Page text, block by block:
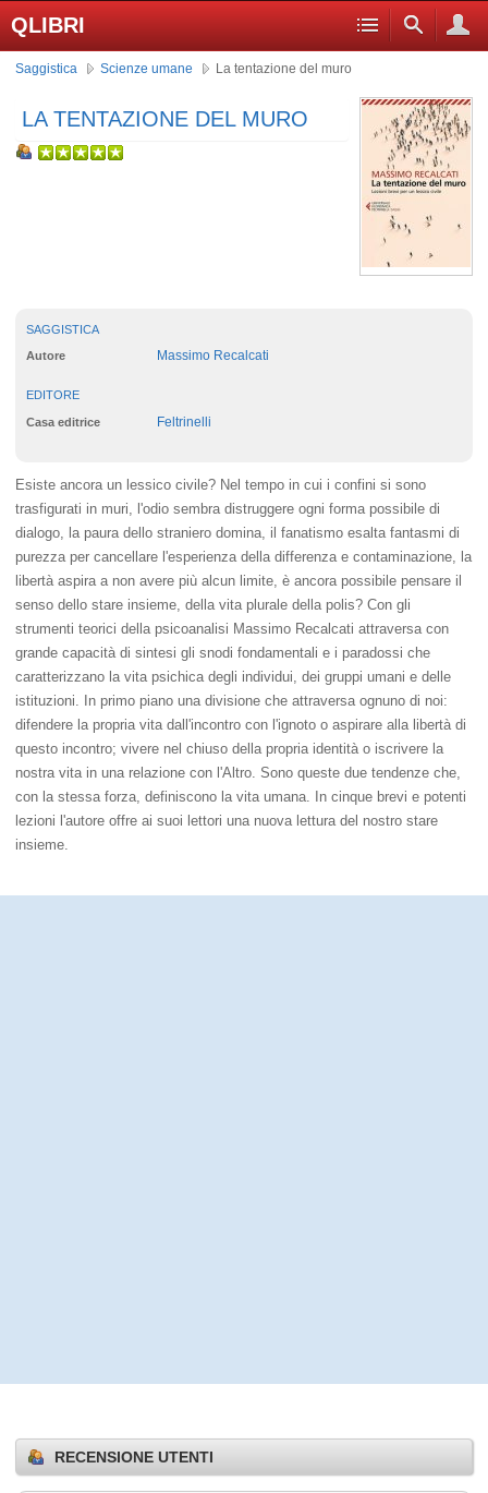
QLIBRI
Saggistica Scienze umane La tentazione del muro
LA TENTAZIONE DEL MURO
SAGGISTICA
Autore Massimo Recalcati
EDITORE
Casa editrice Feltrinelli
Esiste ancora un lessico civile? Nel tempo in cui i confini si sono
trasfigurati in muri, l'odio sembra distruggere ogni forma possibile di
dialogo, la paura dello straniero domina, il fanatismo esalta fantasmi di
purezza per cancellare l'esperienza della differenza e contaminazione, la
libertà aspira a non avere più alcun limite, è ancora possibile pensare il
senso dello stare insieme, della vita plurale della polis? Con gli
strumenti teorici della psicoanalisi Massimo Recalcati attraversa con
grande capacità di sintesi gli snodi fondamentali e i paradossi che
caratterizzano la vita psichica degli individui, dei gruppi umani e delle
istituzioni. In primo piano una divisione che attraversa ognuno di noi:
difendere la propria vita dall'incontro con l'ignoto o aspirare alla libertà di
questo incontro; vivere nel chiuso della propria identità o iscrivere la
nostra vita in una relazione con l'Altro. Sono queste due tendenze che,
con la stessa forza, definiscono la vita umana. In cinque brevi e potenti
lezioni l'autore offre ai suoi lettori una nuova lettura del nostro stare
insieme.
RECENSIONE UTENTI